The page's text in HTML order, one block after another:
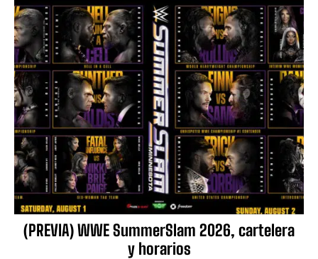
(PREVIA) WWE SummerSlam 2026, cartelera
y horarios